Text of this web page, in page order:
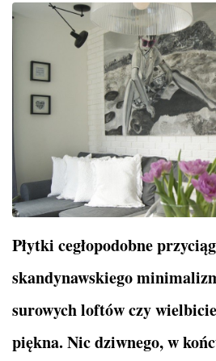
Płytki cegłopodobne
skandynawskiego
surowych loftów czy
piękna. Nic dziwnego, w